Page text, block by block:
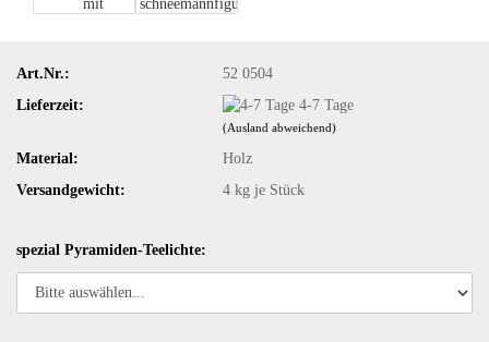
Art.Nr.:
52 0504
Lieferzeit:
4-7 Tage
(Ausland abweichend)
Material:
Holz
Versandgewicht:
4 kg je Stück
spezial Pyramiden-Teelichte: